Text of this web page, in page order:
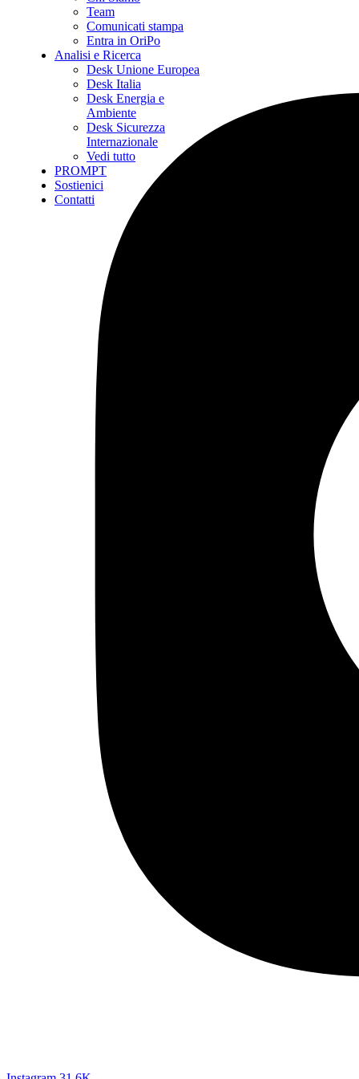
Team
Comunicati stampa
Entra in OriPo
Analisi e Ricerca
Desk Unione Europea
Desk Italia
Desk Energia e
Ambiente
Desk Sicurezza
Internazionale
Vedi tutto
PROMPT
Sostienici
Contatti